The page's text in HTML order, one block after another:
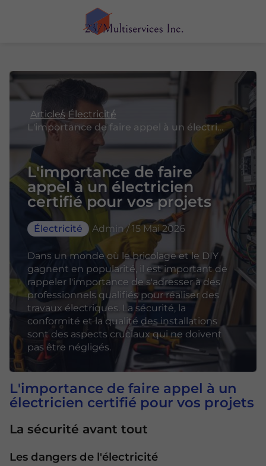
Articles Électricité
L'importance de faire appel à un électricien certifié pour vos projets
L'importance de faire
appel à un électricien
certifié pour vos projets
Électricité Admin / 15 Mai 2026
Dans un monde où le bricolage et le DIY
gagnent en popularité, il est important de
rappeler l'importance de s'adresser à des
professionnels qualifiés pour réaliser des
travaux électriques. La sécurité, la
conformité et la qualité des installations
sont des aspects cruciaux qui ne doivent
pas être négligés.
L'importance de faire appel à un
électricien certifié pour vos projets
La sécurité avant tout
Les dangers de l'électricité